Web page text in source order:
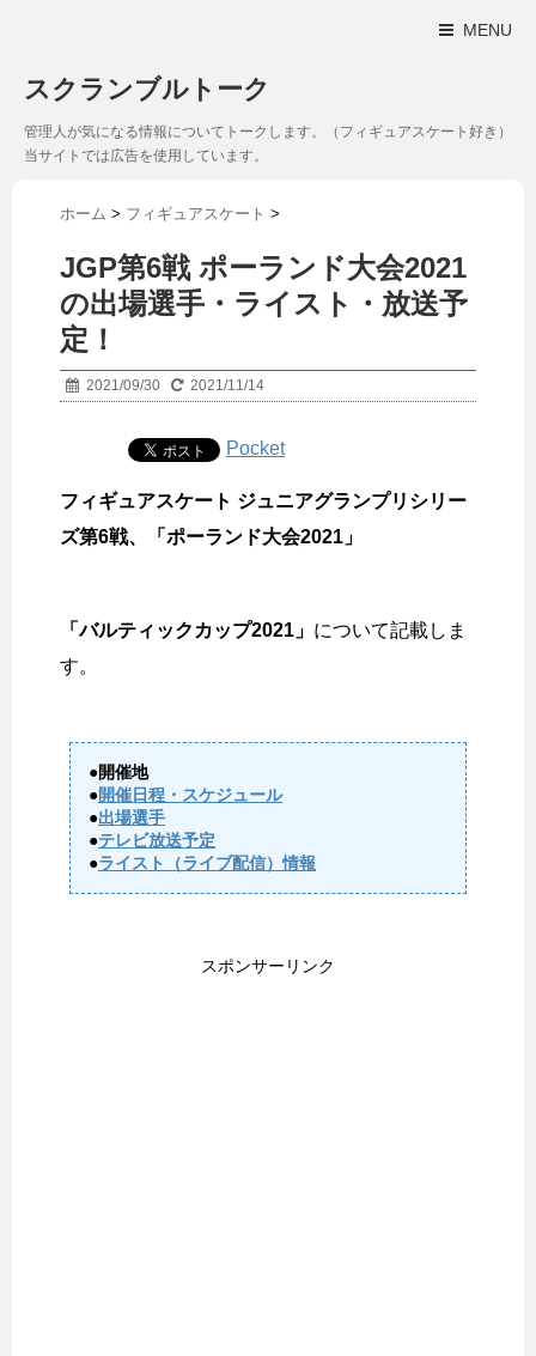
MENU
スクランブルトーク
管理人が気になる情報についてトークします。（フィギュアスケート好き）
当サイトでは広告を使用しています。
ホーム > フィギュアスケート >
JGP第6戦 ポーランド大会2021
の出場選手・ライスト・放送予
定！
2021/09/30 2021/11/14
Pocket
フィギュアスケート ジュニアグランプリシリー
ズ第6戦、「ポーランド大会2021」
「バルティックカップ2021」 について記載しま
す。
●開催地
●開催日程・スケジュール
●出場選手
●テレビ放送予定
●ライスト（ライブ配信）情報
スポンサーリンク